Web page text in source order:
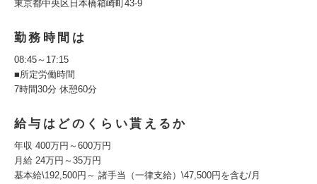
東京都中央区日本橋箱崎町43-9
勤務時間は
08:45～17:15
■所定労働時間
7時間30分 休憩60分
給与はどのくらい貰えるか
年収 400万円～600万円
月給 24万円～35万円
基本給\192,500円～ 諸手当（一律支給）\47,500円を含む/月